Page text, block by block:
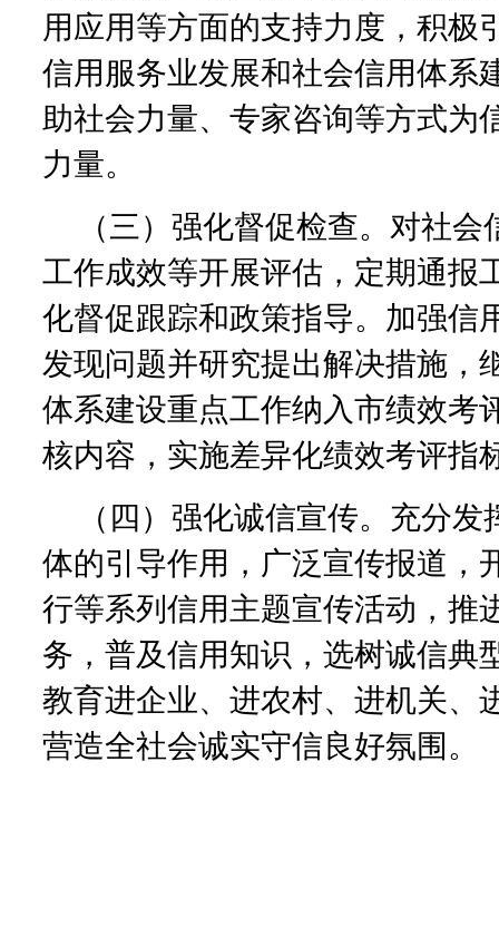
用应用等方面的支持力度，积极
信用服务业发展和社会信用体系
助社会力量、专家咨询等方式为
力量。
（三）强化督促检查。对社
工作成效等开展评估，定期通报
化督促跟踪和政策指导。加强信
发现问题并研究提出解决措施，
体系建设重点工作纳入市绩效考
核内容，实施差异化绩效考评指
（四）强化诚信宣传。充分
体的引导作用，广泛宣传报道，
行等系列信用主题宣传活动，推
务，普及信用知识，选树诚信典
教育进企业、进农村、进机关、
营造全社会诚实守信良好氛围。